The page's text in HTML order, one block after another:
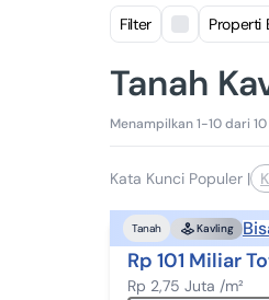
Filter Properti
Tanah
Menampilkan 1-10 dari
Kata Kunci Populer |
Tanah Kavling
Rp 101 Miliar
Rp 2,75 Juta /m²